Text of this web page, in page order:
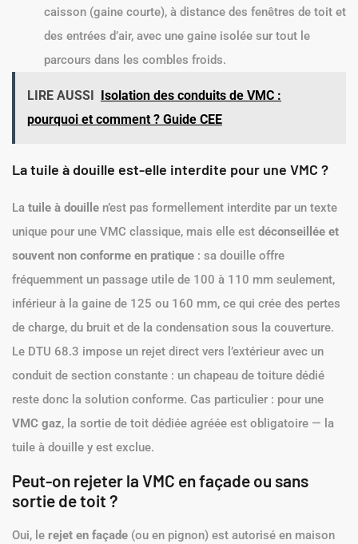
caisson (gaine courte), à distance des fenêtres de toit et
des entrées d’air, avec une gaine isolée sur tout le
parcours dans les combles froids.
LIRE AUSSI Isolation des conduits de VMC :
pourquoi et comment ? Guide CEE
La tuile à douille est-elle interdite pour une VMC ?
La tuile à douille n’est pas formellement interdite par un texte
unique pour une VMC classique, mais elle est déconseillée et
souvent non conforme en pratique : sa douille offre
fréquemment un passage utile de 100 à 110 mm seulement,
inférieur à la gaine de 125 ou 160 mm, ce qui crée des pertes
de charge, du bruit et de la condensation sous la couverture.
Le DTU 68.3 impose un rejet direct vers l’extérieur avec un
conduit de section constante : un chapeau de toiture dédié
reste donc la solution conforme. Cas particulier : pour une
VMC gaz, la sortie de toit dédiée agréée est obligatoire — la
tuile à douille y est exclue.
Peut-on rejeter la VMC en façade ou sans
sortie de toit ?
Oui, le rejet en façade (ou en pignon) est autorisé en maison